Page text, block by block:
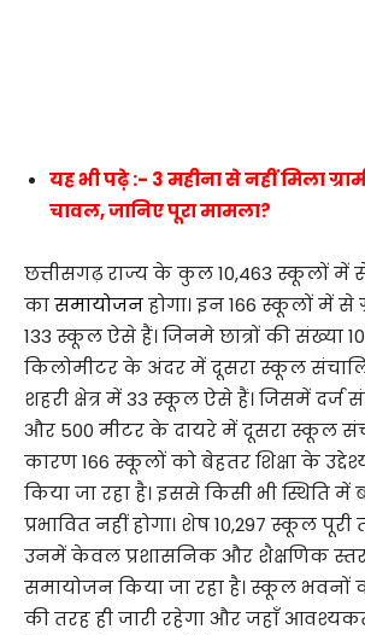
यह भी पढ़े :- 3 महीना से नहीं मिला
चावल, जानिए पूरा मामला?
छत्तीसगढ़ राज्य के कुल 10,463 स्कूलों में
कासमायोजनहोगा। इन 166 स्कूलों में
133 स्कूल ऐसे हैं। जिनमे छात्रों की संख्या
किलोमीटर के अंदर में दूसरा स्कूल
शहरी क्षेत्र में 33 स्कूल ऐसे हैं। जिसमें दर्ज
और 500 मीटर के दायरे में दूसरा स्कूल
कारण 166 स्कूलों को बेहतर शिक्षा के
किया जा रहा है। इससे किसी भी स्थिति में
प्रभावित नहीं होगा। शेष 10,297 स्कूल
उनमें केवल प्रशासनिक और शैक्षणिक
समायोजन किया जा रहा है। स्कूल भवनों
की तरह ही जारी रहेगा और जहाँ